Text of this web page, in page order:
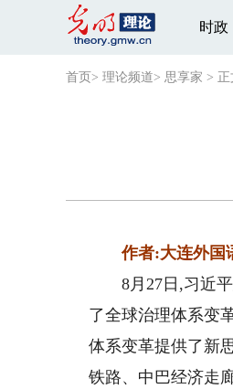
时政
首页 > 理论频道> 思享家 > 正
作者:大连外国语
8月27日,习近平
了全球治理体系变
体系变革提供了新
铁路、中巴经济走